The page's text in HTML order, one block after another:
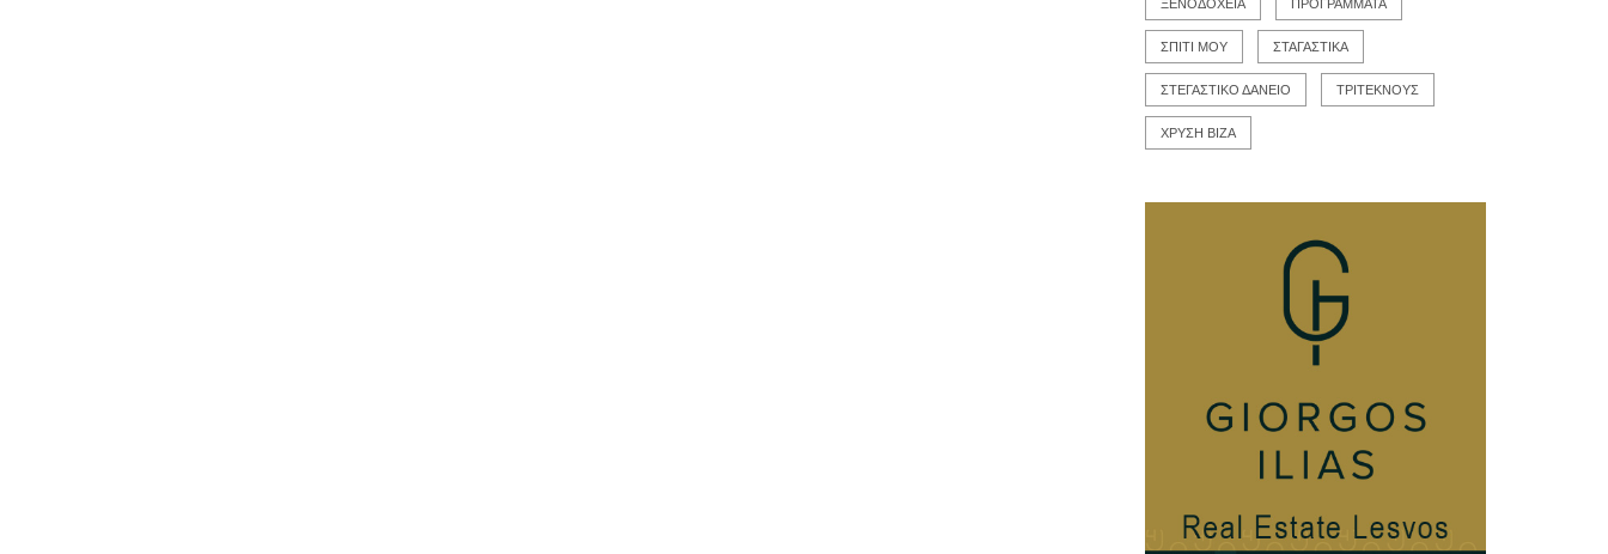
ΞΕΝΟΔΟΧΕΙΑ ΠΡΟΓΡΑΜΜΑΤΑ
ΣΠΙΤΙ ΜΟΥ ΣΤΑΓΑΣΤΙΚΑ
ΣΤΕΓΑΣΤΙΚΟ ΔΑΝΕΙΟ ΤΡΙΤΕΚΝΟΥΣ
ΧΡΥΣΗ ΒΙΖΑ